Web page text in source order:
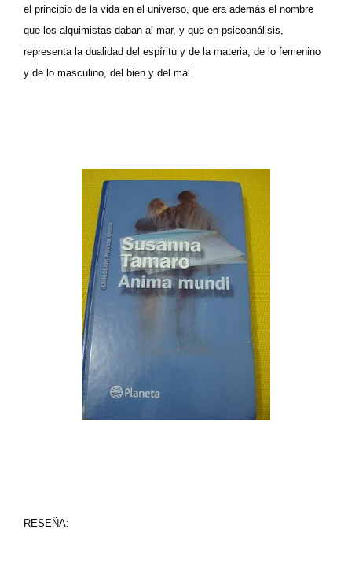
el principio de la vida en el universo, que era además el nombre
que los alquimistas daban al mar, y que en psicoanálisis,
representa la dualidad del espíritu y de la materia, de lo femenino
y de lo masculino, del bien y del mal.
RESEÑA: